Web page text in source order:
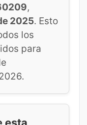
,
2025. Esto
los
para